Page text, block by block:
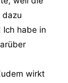
dazu
habe in
wirkt